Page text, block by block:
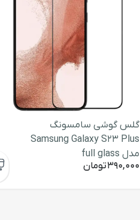
گلس گوشی سامسونگ
Samsung Galaxy S23 Plus
مدل full glass
390,000تومان